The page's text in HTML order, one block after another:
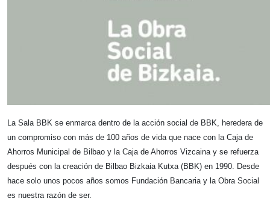
La Sala BBK se enmarca dentro de la acción social de BBK, heredera de
un compromiso con más de 100 años de vida que nace con la Caja de
Ahorros Municipal de Bilbao y la Caja de Ahorros Vizcaina y se refuerza
después con la creación de Bilbao Bizkaia Kutxa (BBK) en 1990. Desde
hace solo unos pocos años somos Fundación Bancaria y la Obra Social
es nuestra razón de ser.